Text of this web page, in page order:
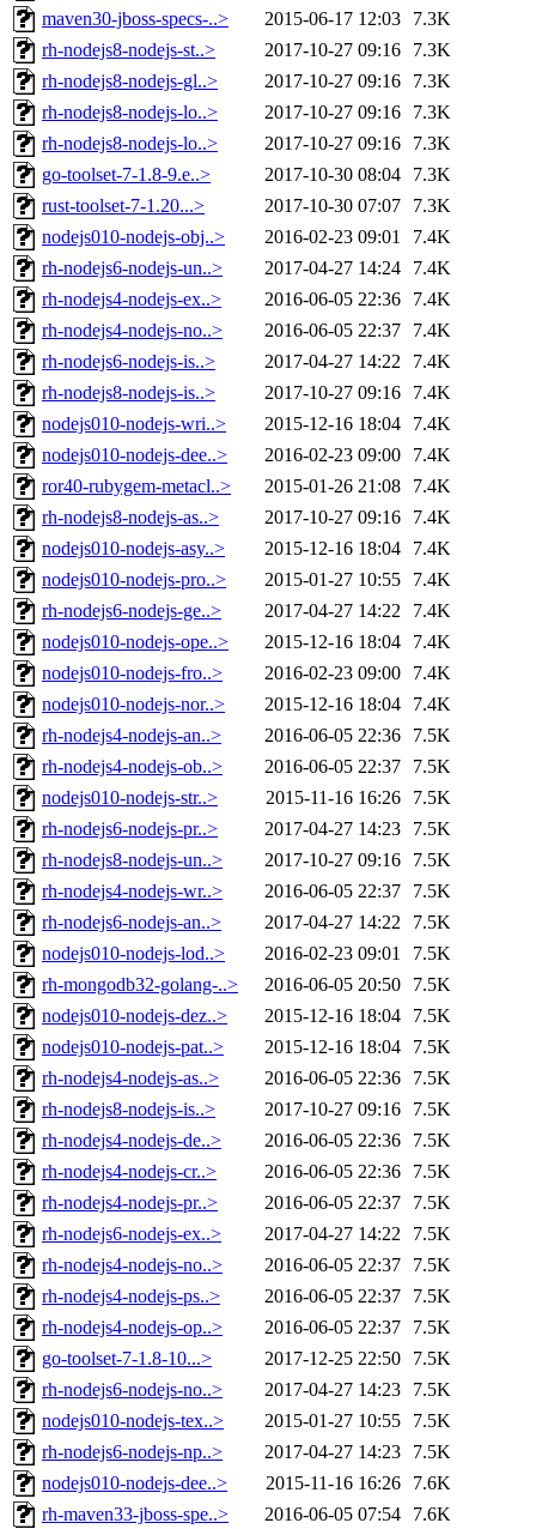
maven30-jboss-specs-..>
2015-06-17 12:03
7.3K
rh-nodejs8-nodejs-st..>
2017-10-27 09:16
7.3K
rh-nodejs8-nodejs-gl..>
2017-10-27 09:16
7.3K
rh-nodejs8-nodejs-lo..>
2017-10-27 09:16
7.3K
rh-nodejs8-nodejs-lo..>
2017-10-27 09:16
7.3K
go-toolset-7-1.8-9.e..>
2017-10-30 08:04
7.3K
rust-toolset-7-1.20...>
2017-10-30 07:07
7.3K
nodejs010-nodejs-obj..>
2016-02-23 09:01
7.4K
rh-nodejs6-nodejs-un..>
2017-04-27 14:24
7.4K
rh-nodejs4-nodejs-ex..>
2016-06-05 22:36
7.4K
rh-nodejs4-nodejs-no..>
2016-06-05 22:37
7.4K
rh-nodejs6-nodejs-is..>
2017-04-27 14:22
7.4K
rh-nodejs8-nodejs-is..>
2017-10-27 09:16
7.4K
nodejs010-nodejs-wri..>
2015-12-16 18:04
7.4K
nodejs010-nodejs-dee..>
2016-02-23 09:00
7.4K
ror40-rubygem-metacl..>
2015-01-26 21:08
7.4K
rh-nodejs8-nodejs-as..>
2017-10-27 09:16
7.4K
nodejs010-nodejs-asy..>
2015-12-16 18:04
7.4K
nodejs010-nodejs-pro..>
2015-01-27 10:55
7.4K
rh-nodejs6-nodejs-ge..>
2017-04-27 14:22
7.4K
nodejs010-nodejs-ope..>
2015-12-16 18:04
7.4K
nodejs010-nodejs-fro..>
2016-02-23 09:00
7.4K
nodejs010-nodejs-nor..>
2015-12-16 18:04
7.4K
rh-nodejs4-nodejs-an..>
2016-06-05 22:36
7.5K
rh-nodejs4-nodejs-ob..>
2016-06-05 22:37
7.5K
nodejs010-nodejs-str..>
2015-11-16 16:26
7.5K
rh-nodejs6-nodejs-pr..>
2017-04-27 14:23
7.5K
rh-nodejs8-nodejs-un..>
2017-10-27 09:16
7.5K
rh-nodejs4-nodejs-wr..>
2016-06-05 22:37
7.5K
rh-nodejs6-nodejs-an..>
2017-04-27 14:22
7.5K
nodejs010-nodejs-lod..>
2016-02-23 09:01
7.5K
rh-mongodb32-golang-..>
2016-06-05 20:50
7.5K
nodejs010-nodejs-dez..>
2015-12-16 18:04
7.5K
nodejs010-nodejs-pat..>
2015-12-16 18:04
7.5K
rh-nodejs4-nodejs-as..>
2016-06-05 22:36
7.5K
rh-nodejs8-nodejs-is..>
2017-10-27 09:16
7.5K
rh-nodejs4-nodejs-de..>
2016-06-05 22:36
7.5K
rh-nodejs4-nodejs-cr..>
2016-06-05 22:36
7.5K
rh-nodejs4-nodejs-pr..>
2016-06-05 22:37
7.5K
rh-nodejs6-nodejs-ex..>
2017-04-27 14:22
7.5K
rh-nodejs4-nodejs-no..>
2016-06-05 22:37
7.5K
rh-nodejs4-nodejs-ps..>
2016-06-05 22:37
7.5K
rh-nodejs4-nodejs-op..>
2016-06-05 22:37
7.5K
go-toolset-7-1.8-10...>
2017-12-25 22:50
7.5K
rh-nodejs6-nodejs-no..>
2017-04-27 14:23
7.5K
nodejs010-nodejs-tex..>
2015-01-27 10:55
7.5K
rh-nodejs6-nodejs-np..>
2017-04-27 14:23
7.5K
nodejs010-nodejs-dee..>
2015-11-16 16:26
7.6K
rh-maven33-jboss-spe..>
2016-06-05 07:54
7.6K